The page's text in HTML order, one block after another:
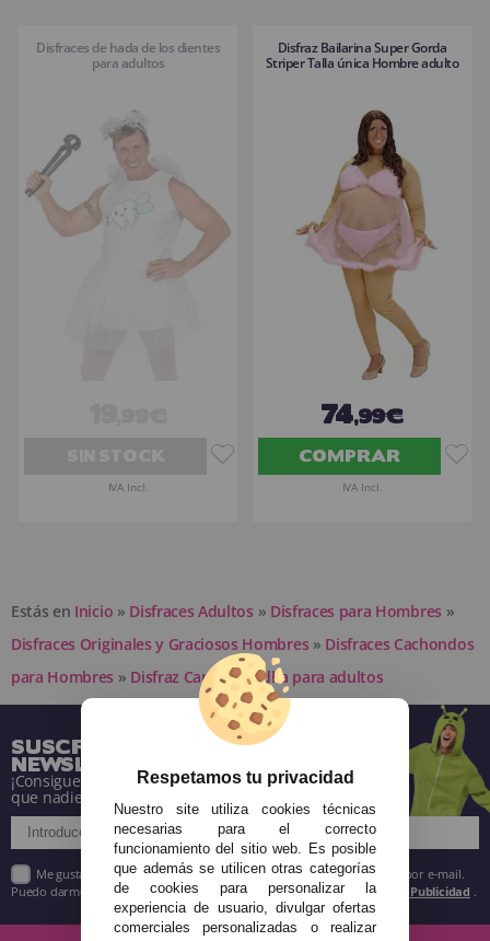
Disfraces de hada de los dientes
para adultos
IVA Incl.
Disfraz Bailarina Super Gorda
Striper Talla única Hombre adulto
74,99€
COMPRAR
IVA Incl.
Estás en Inicio » Disfraces Adultos » Disfraces para Hombres »
Disfraces Originales y Graciosos Hombres » Disfraces Cachondos
para Hombres » Disfraz Capitán Vodka para adultos
SUSCRÍBETE A NUESTRA
NEWSLETTER
¡Consigue descuentos y entérate de todo antes
que nadie!
Me gustaría recibir descuentos exclusivos, novedades y tendencias por e-mail.
Puedo darme de baja cuando quiera según lo recogido en la Política de Publicidad .
Respetamos tu privacidad
Nuestro site utiliza cookies técnicas
necesarias para el correcto
funcionamiento del sitio web. Es posible
que además se utilicen otras categorías
de cookies para personalizar la
experiencia de usuario, divulgar ofertas
comerciales personalizadas o realizar